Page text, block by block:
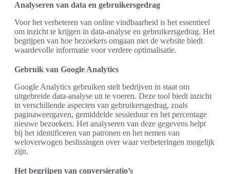
Analyseren van data en gebruikersgedrag
Voor het verbeteren van online vindbaarheid is het essentieel
om inzicht te krijgen in data-analyse en gebruikersgedrag. Het
begrijpen van hoe bezoekers omgaan met de website biedt
waardevolle informatie voor verdere optimalisatie.
Gebruik van Google Analytics
Google Analytics gebruiken stelt bedrijven in staat om
uitgebreide data-analyse uit te voeren. Deze tool biedt inzicht
in verschillende aspecten van gebruikersgedrag, zoals
paginaweergaven, gemiddelde sessieduur en het percentage
nieuwe bezoekers. Het analyseren van deze gegevens helpt
bij het identificeren van patronen en het nemen van
weloverwogen beslissingen over waar verbeteringen mogelijk
zijn.
Het begrijpen van conversieratio’s